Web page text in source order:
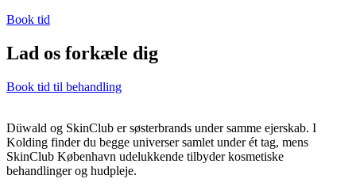
Book tid
Lad os forkæle dig
Book tid til behandling
Düwald og SkinClub er søsterbrands under samme ejerskab. I
Kolding finder du begge universer samlet under ét tag, mens
SkinClub København udelukkende tilbyder kosmetiske
behandlinger og hudpleje.